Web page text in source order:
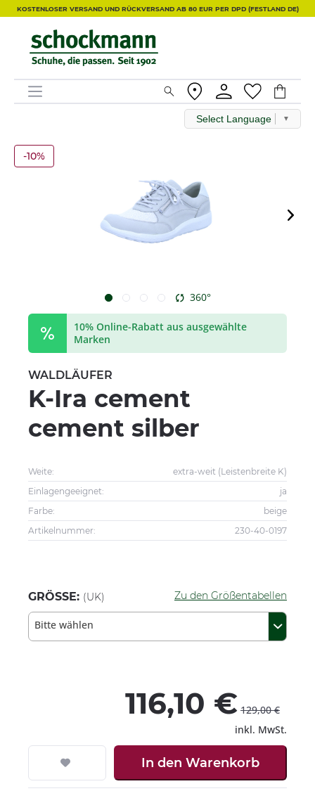
KOSTENLOSER VERSAND UND RÜCKVERSAND AB 80 EUR PER DPD (FESTLAND DE)
Select Language ▼
-10%
360°
10% Online-Rabatt aus ausgewählte
Marken
WALDLÄUFER
K-Ira cement
cement silber
Weite:
extra-weit (Leistenbreite K)
Einlagengeeignet:
ja
Farbe:
beige
Artikelnummer:
230-40-0197
GRÖSSE: (UK) Zu den Größentabellen
Bitte wählen
116,10 € 129,00 €
inkl. MwSt.
In den Warenkorb